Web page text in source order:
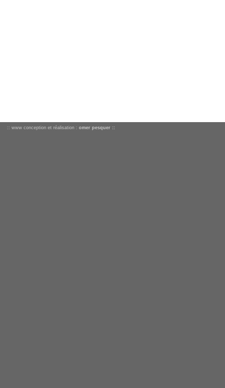
:: www conception et réalisation : omer pesquer ::